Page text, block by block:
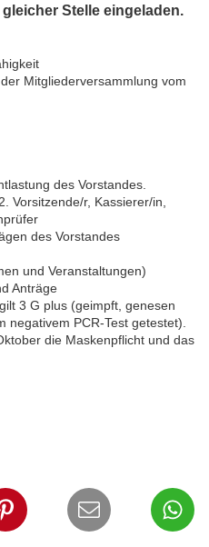
gleicher Stelle eingeladen.
Mitgliederversammlung vom
des Vorstandes.
Vorsitzende/r, Kassierer/in,
des Vorstandes
und Veranstaltungen)
Anträge
3 G plus (geimpft, genesen
negativem PCR-Test getestet).
die Maskenpflicht und das